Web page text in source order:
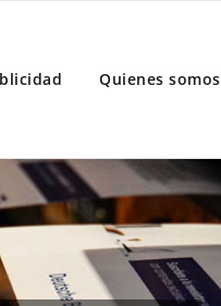
Quienes somos